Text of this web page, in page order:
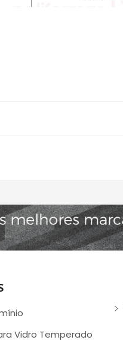
Vidro Temperado